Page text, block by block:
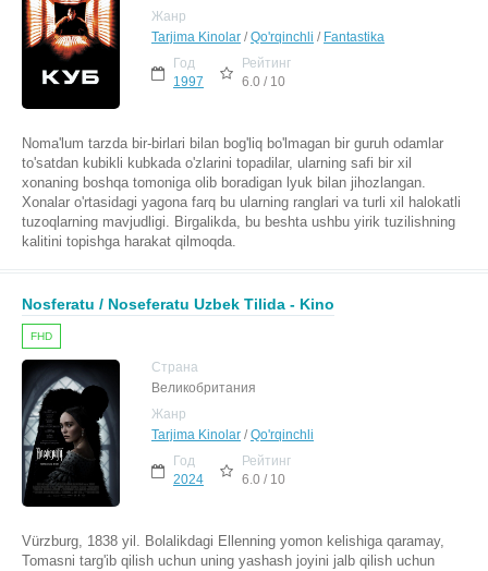
Жанр
Tarjima Kinolar /Qo'rqinchli / Fantastika
Год
1997
Рейтинг
6.0 / 10
Noma'lum tarzda bir-birlari bilan bog'liq bo'lmagan bir guruh odamlar
to'satdan kubikli kubkada o'zlarini topadilar, ularning safi bir xil
xonaning boshqa tomoniga olib boradigan lyuk bilan jihozlangan.
Xonalar o'rtasidagi yagona farq bu ularning ranglari va turli xil halokatli
tuzoqlarning mavjudligi. Birgalikda, bu beshta ushbu yirik tuzilishning
kalitini topishga harakat qilmoqda.
Nosferatu / Noseferatu Uzbek Tilida - Kino
FHD
Страна
Великобритания
Жанр
Tarjima Kinolar /Qo'rqinchli
Год
2024
Рейтинг
6.0 / 10
Vürzburg, 1838 yil. Bolalikdagi Ellenning yomon kelishiga qaramay,
Tomasni targ'ib qilish uchun uning yashash joyini jalb qilish uchun